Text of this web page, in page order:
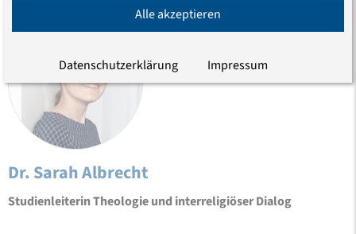
Dr. Sarah Albrecht
Studienleiterin Theologie und interreligiöser Dialog
Alle akzeptieren
Datenschutzerklärung Impressum